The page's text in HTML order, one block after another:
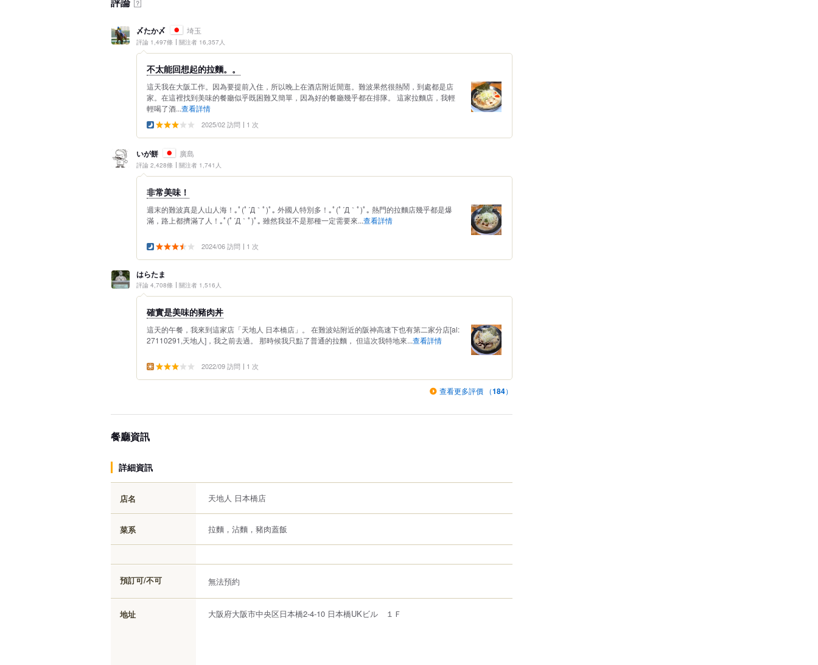
？
〆たか〆 埼玉
評論 1,497條 關注者 16,357人
不太能回想起的拉麵。。
這天我在大阪工作。因為要提前入住，所以晚上在酒店附近閒逛。難波果然很熱鬧，到處都是店
家。在這裡找到美味的餐廳似乎既困難又簡單，因為好的餐廳幾乎都在排隊。 這家拉麵店，我輕
輕喝了酒...查看詳情
2025/02 訪問 1 次
いが餅 廣島
評論 2,428條 關注者 1,741人
非常美味！
週末的難波真是人山人海！｡ﾟ(ﾟ´Д｀ﾟ)ﾟ｡ 外國人特別多！｡ﾟ(ﾟ´Д｀ﾟ)ﾟ｡ 熱門的拉麵店幾乎都是爆
滿，路上都擠滿了人！｡ﾟ(ﾟ´Д｀ﾟ)ﾟ｡ 雖然我並不是那種一定需要來...查看詳情
2024/06 訪問 1 次
はらたま
評論 4,708條 關注者 1,516人
確實是美味的豬肉丼
這天的午餐，我來到這家店「天地人 日本橋店」。 在難波站附近的阪神高速下也有第二家分店[al:
27110291,天地人]，我之前去過。 那時候我只點了普通的拉麵， 但這次我特地來...查看詳情
2022/09 訪問 1 次
查看更多評價 （184）
餐廳資訊
詳細資訊
店名 天地人 日本橋店
菜系 拉麵，沾麵，豬肉蓋飯
預訂可/不可 無法預約
地址 大阪府大阪市中央区日本橋2-4-10 日本橋UKビル １Ｆ